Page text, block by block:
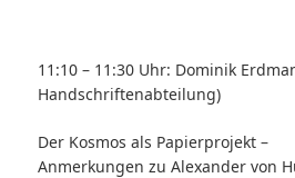
11:10 – 11:30 Uhr: Dominik
Handschriftenabteilung)
Der Kosmos als Papierprojekt –
Anmerkungen zu Alexander von